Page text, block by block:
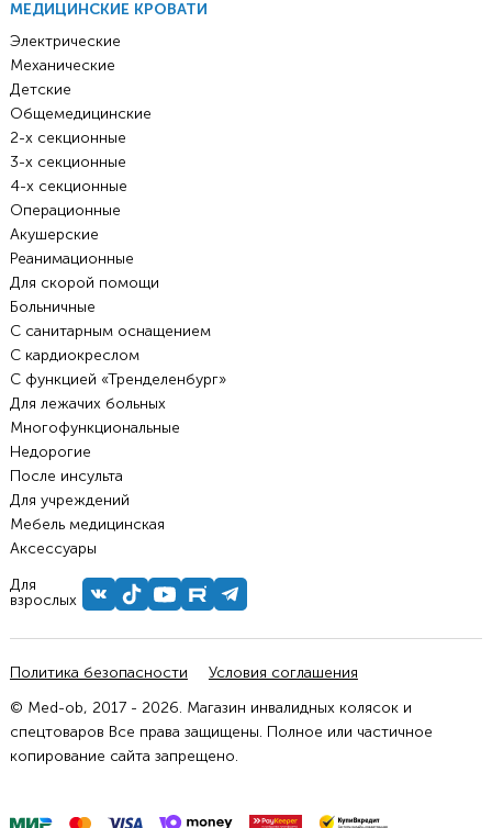
МЕДИЦИНСКИЕ КРОВАТИ
Электрические
Механические
Детские
Общемедицинские
2-х секционные
3-х секционные
4-х секционные
Операционные
Акушерские
Реанимационные
Для скорой помощи
Больничные
С санитарным оснащением
С кардиокреслом
С функцией «Тренделенбург»
Для лежачих больных
Многофункциональные
Недорогие
После инсульта
Для учреждений
Мебель медицинская
Аксессуары
Для
взрослых
Политика безопасности
Условия соглашения
© Med-ob, 2017 - 2026. Магазин инвалидных колясок и
спецтоваров Все права защищены. Полное или частичное
копирование сайта запрещено.